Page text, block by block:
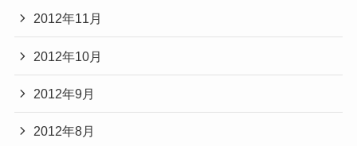
2012年11月
2012年10月
2012年9月
2012年8月